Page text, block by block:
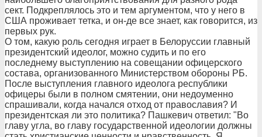
сект. Подкреплялось это и тем аргументом, что у него в
США проживает тетка, и он-де все знает, как говорится, из
первых рук.
О том, какую роль сегодня играет в Белоруссии главный
президентский идеолог, можно судить и по его
последнему выступлению на совещании офицерского
состава, организованного Министерством обороны РБ.
После выступления главного идеолога республики
офицеры были в полном смятении, они недоуменно
спрашивали, когда начался отход от православия? И
президентская ли это политика? Пашкевич ответил: "Во
главу угла, во главу государственной идеологии должны